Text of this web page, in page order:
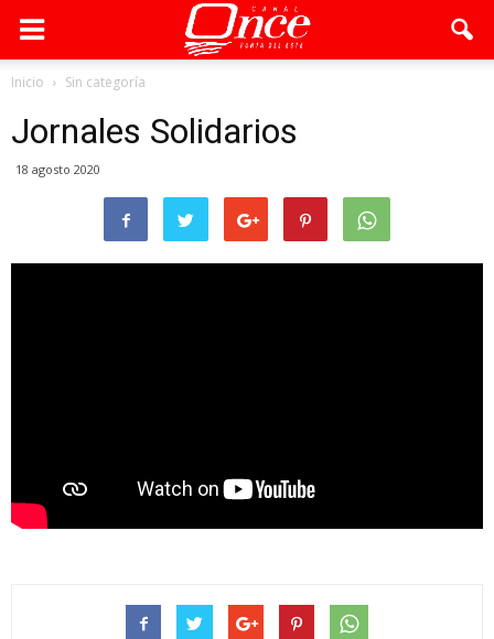
Inicio Sin categoría
Jornales Solidarios
18 agosto 2020